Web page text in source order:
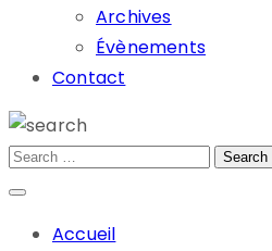
Archives
Évènements
Contact
Accueil